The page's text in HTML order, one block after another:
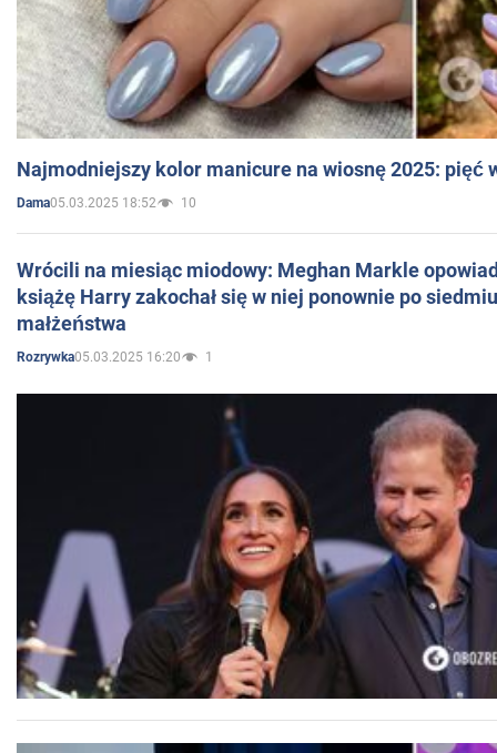
Najmodniejszy kolor manicure na wiosnę 2025: pięć
Dama05.03.2025 18:52 10
Wrócili na miesiąc miodowy: Meghan Markle
książę Harry zakochał się w niej ponownie po
małżeństwa
Rozrywka05.03.2025 16:20 1